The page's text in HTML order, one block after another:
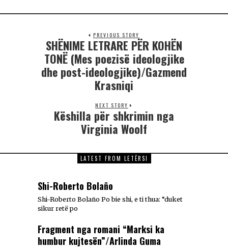
PREVIOUS STORY
SHËNIME LETRARE PËR KOHËN
TONË (Mes poezisë ideologjike
dhe post-ideologjike)/Gazmend
Krasniqi
NEXT STORY
Këshilla për shkrimin nga
Virginia Woolf
LATEST FROM LETËRSI
Shi-Roberto Bolaño
Shi-Roberto Bolaño Po bie shi, e ti thua: “duket
sikur retë po
Fragment nga romani “Marksi ka
humbur kujtesën”/Arlinda Guma